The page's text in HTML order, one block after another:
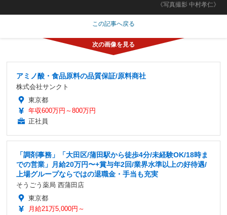
《写真撮影 中村孝仁》
この記事へ戻る
アミノ酸・食品原料の品質保証/原料商社
株式会社サンクト
東京都
年収600万円～800万円
正社員
「調剤事務」「大田区/蒲田駅から徒歩4分/未経験OK/18時ま
での営業」月給20万円〜+賞与年2回/業界水準以上の好待遇/
上場グループならではの退職金・手当も充実
そうごう薬局 西蒲田店
東京都
月給21万5,000円～